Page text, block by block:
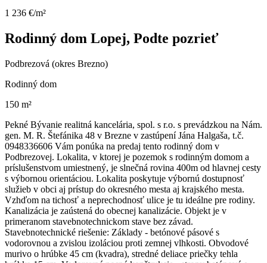
1 236 €/m²
Rodinný dom Lopej, Podte pozrieť
Podbrezová (okres Brezno)
Rodinný dom
150 m²
Pekné Bývanie realitná kancelária, spol. s r.o. s prevádzkou na Nám.
gen. M. R. Štefánika 48 v Brezne v zastúpení Jána Halgaša, t.č.
0948336606 Vám ponúka na predaj tento rodinný dom v
Podbrezovej. Lokalita, v ktorej je pozemok s rodinným domom a
príslušenstvom umiestnený, je slnečná rovina 400m od hlavnej cesty
s výbornou orientáciou. Lokalita poskytuje výbornú dostupnosť
služieb v obci aj prístup do okresného mesta aj krajského mesta.
Vzhďom na tichosť a neprechodnosť ulice je tu ideálne pre rodiny.
Kanalizácia je zaústená do obecnej kanalizácie. Objekt je v
primeranom stavebnotechnickom stave bez závad.
Stavebnotechnické riešenie: Základy - betónové pásové s
vodorovnou a zvislou izoláciou proti zemnej vlhkosti. Obvodové
murivo o hrúbke 45 cm (kvadra), stredné deliace priečky tehla